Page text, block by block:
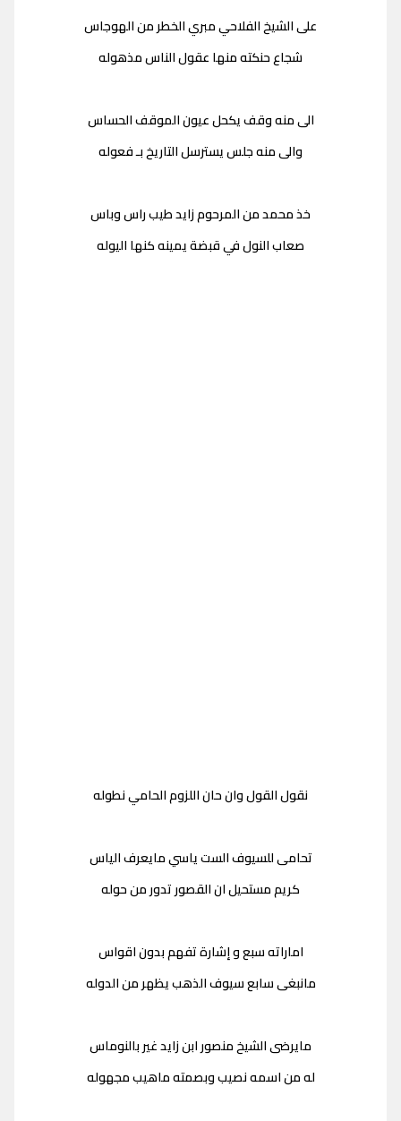
على الشيخ الفلاحي مبري الخطر من الهوجاس
شجاع حنكته منها عقول الناس مذهوله
الى منه وقف يكحل عيون الموقف الحساس
والى منه جلس يسترسل التاريخ بـ فعوله
خذ محمد من المرحوم زايد طيب راس وباس
صعاب النول في قبضة يمينه كنها اليوله
نقول القول وان حان اللزوم الحامي نطوله
تحامى للسيوف الست ياسي مايعرف الياس
كريم مستحيل ان القصور تدور من حوله
اماراته سبع و إشارة تفهم بدون اقواس
مانبغى سابع سيوف الذهب يظهر من الدوله
مايرضى الشيخ منصور ابن زايد غير بالنوماس
له من اسمه نصيب وبصمته ماهيب مجهوله